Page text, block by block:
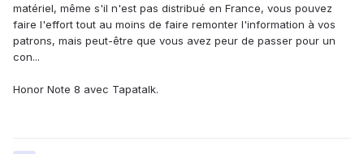
matériel, même s'il n'est pas distribué en France, vous pouvez
faire l'effort tout au moins de faire remonter l'information à vos
patrons, mais peut-être que vous avez peur de passer pour un
con...
Honor Note 8 avec Tapatalk.